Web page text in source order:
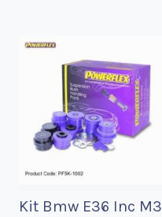
Kit Bmw E36 Inc M3